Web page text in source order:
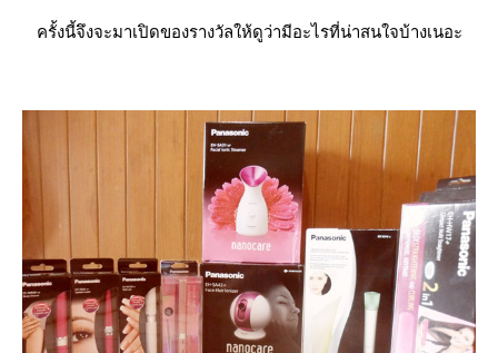
ครั้งนี้จึงจะมาเปิดของรางวัลให้ดูว่ามีอะไรที่น่าสนใจบ้างเนอะ